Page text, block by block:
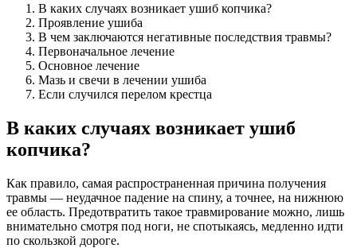
В каких случаях возникает ушиб копчика?
Проявление ушиба
В чем заключаются негативные последствия травмы?
Первоначальное лечение
Основное лечение
Мазь и свечи в лечении ушиба
Если случился перелом крестца
В каких случаях возникает ушиб
копчика?
Как правило, самая распространенная причина получения
травмы — неудачное падение на спину, а точнее, на нижнюю
ее область. Предотвратить такое травмирование можно, лишь
внимательно смотря под ноги, не спотыкаясь, медленно идти
по скользкой дороге.